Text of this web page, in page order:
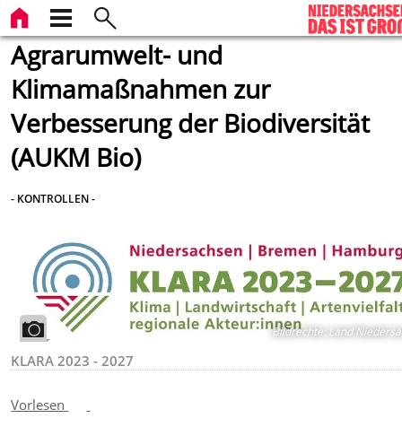
Agrarumwelt- und
Klimamaßnahmen zur
Verbesserung der Biodiversität
(AUKM Bio)
- KONTROLLEN -
Bildrechte: Land
KLARA 2023 - 2027
Vorlesen